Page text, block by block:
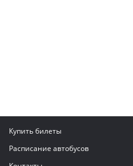
Купить билеты
Расписание автобусов